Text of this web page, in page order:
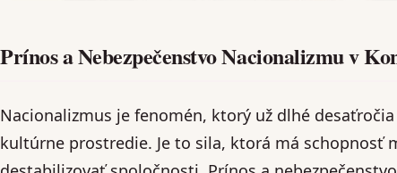
Prínos a Nebezpečenstvo Nacionalizmu v
Nacionalizmus je fenomén, ktorý už dlhé
kultúrne prostredie. Je to sila, ktorá má schopnosť